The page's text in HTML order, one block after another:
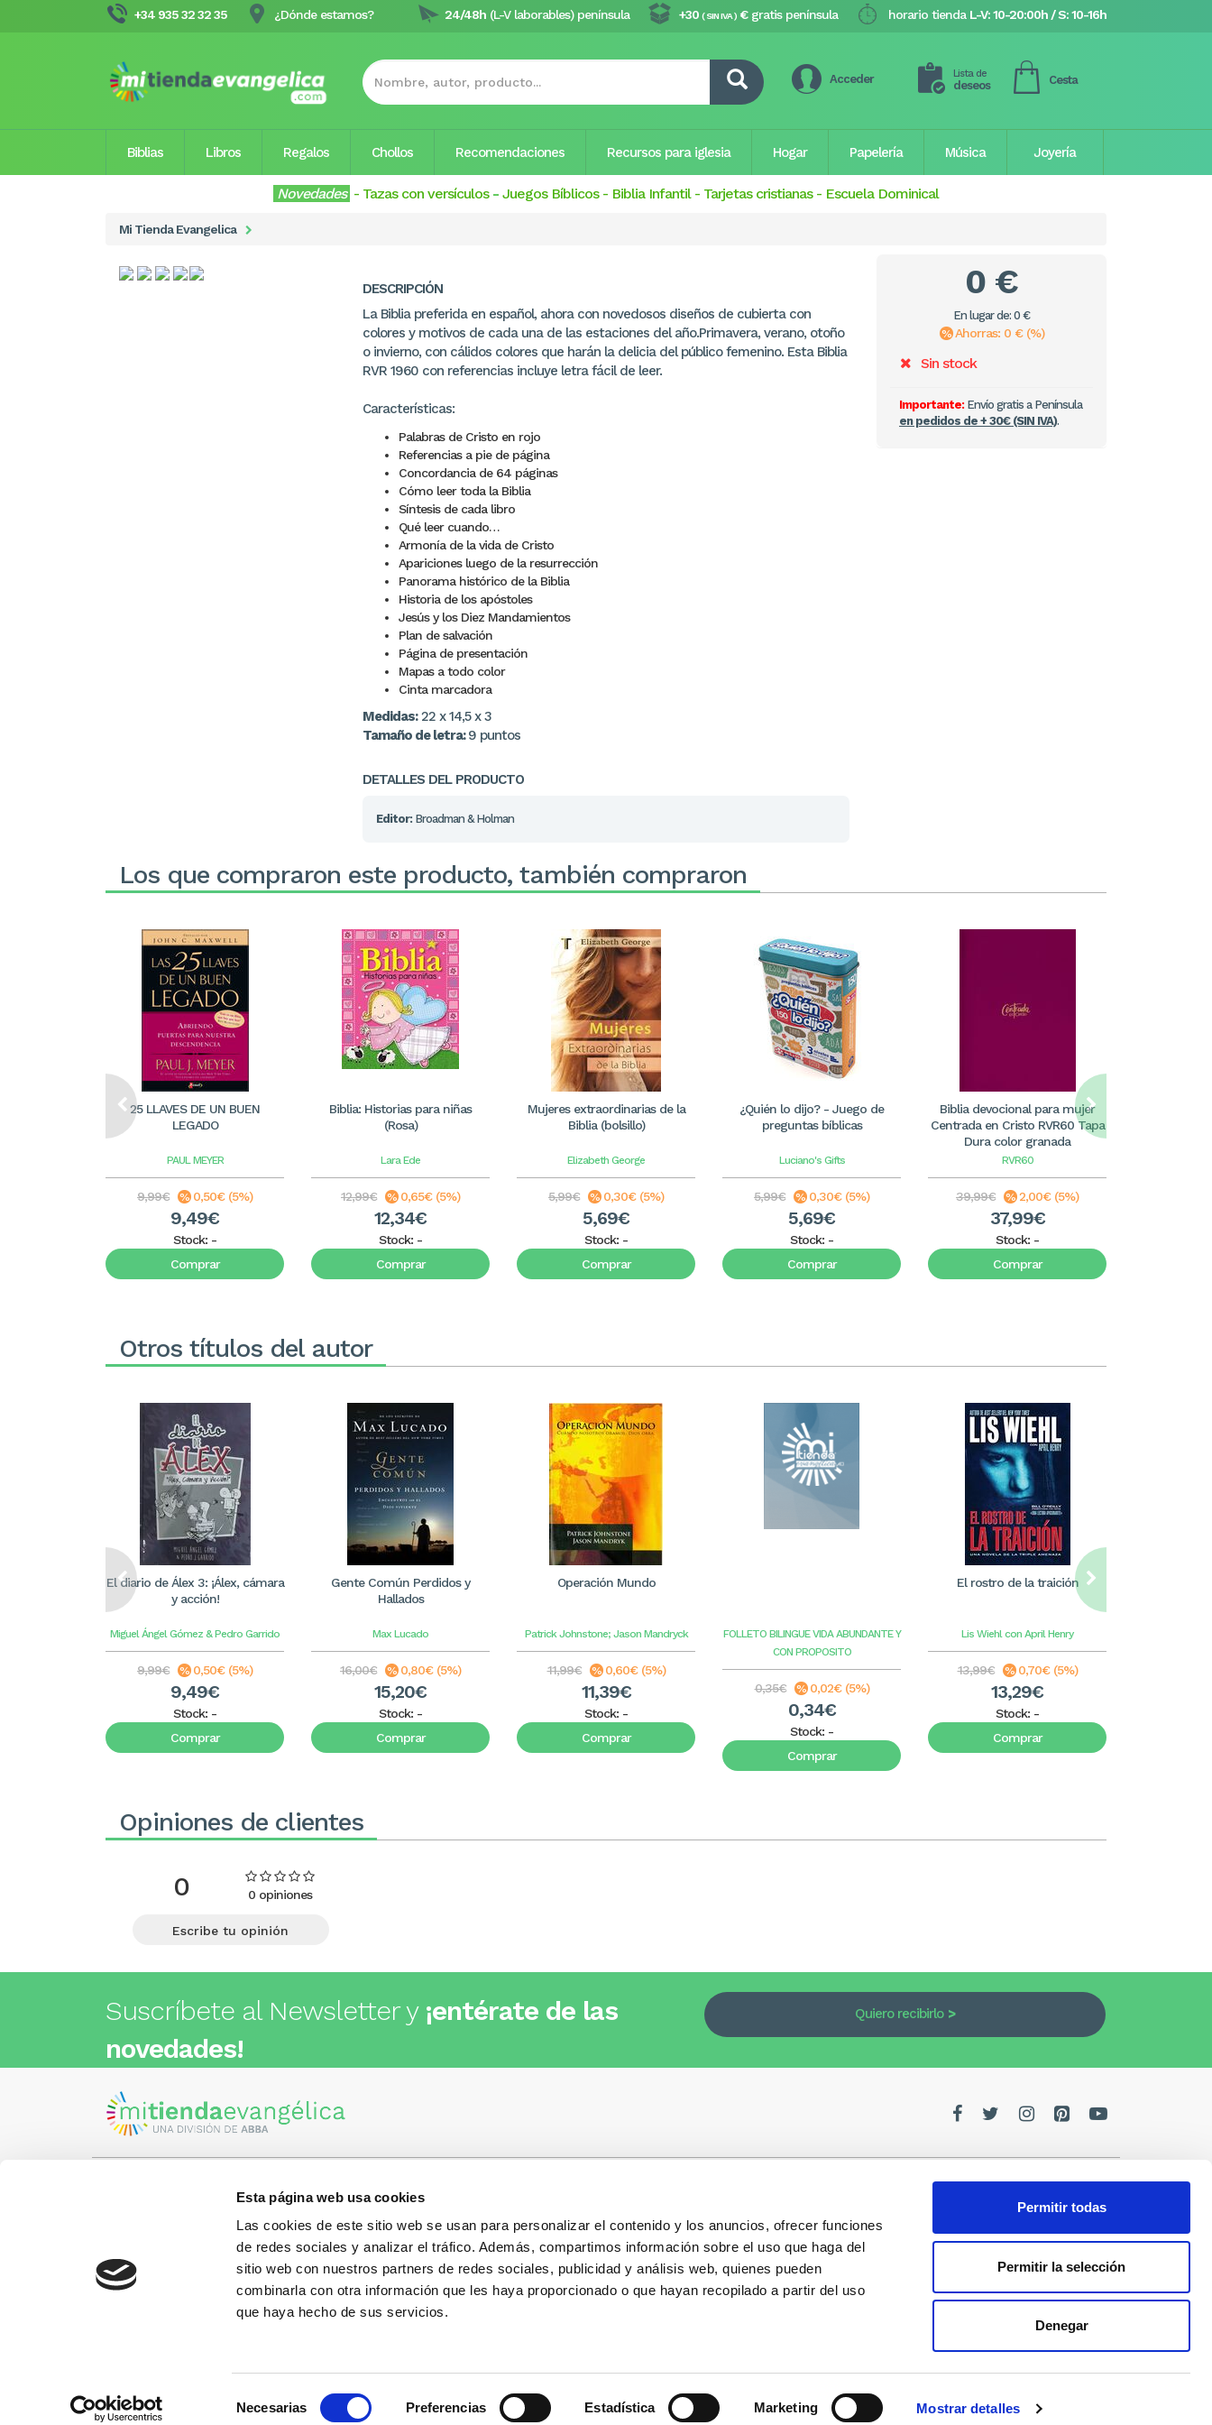
Esta página web usa cookies
Las cookies de este sitio web se usan para personalizar el contenido y los anuncios, ofrecer funciones
de redes sociales y analizar el tráfico. Además, compartimos información sobre el uso que haga del
sitio web con nuestros partners de redes sociales, publicidad y análisis web, quienes pueden
combinarla con otra información que les haya proporcionado o que hayan recopilado a partir del uso
que haya hecho de sus servicios.
Necesarias Preferencias Estadística Marketing Mostrar detalles
Permitir todas
Permitir la selección
Denegar
+34 935 32 32 35 ¿Dónde estamos? horario tienda L-V: 10-20:00h / S: 10-16h
+30 ( SIN IVA ) €gratis península
24/48h (L-V laborables) península
Acceder Lista de
deseos Cesta
Biblias Libros Regalos Chollos Recomendaciones Recursos para iglesia Hogar Papelería Música Joyería
Novedades - Tazas con versículos- Juegos Bíblicos- Biblia Infantil- Tarjetas cristianas - Escuela Dominical
Mi Tienda Evangelica
DESCRIPCIÓN
La Biblia preferida en español, ahora con novedosos diseños de cubierta con
colores y motivos de cada una de las estaciones del año.Primavera, verano, otoño
o invierno, con cálidos colores que harán la delicia del público femenino. Esta Biblia
RVR 1960 con referencias incluye letra fácil de leer.
Características:
Palabras de Cristo en rojo
Referencias a pie de página
Concordancia de 64 páginas
Cómo leer toda la Biblia
Síntesis de cada libro
Qué leer cuando…
Armonía de la vida de Cristo
Apariciones luego de la resurrección
Panorama histórico de la Biblia
Historia de los apóstoles
Jesús y los Diez Mandamientos
Plan de salvación
Página de presentación
Mapas a todo color
Cinta marcadora
Medidas:22 x 14,5 x 3
Tamaño de letra:9 puntos
DETALLES DEL PRODUCTO
Editor: Broadman & Holman
0 €
En lugar de: 0 €
Ahorras: 0 € (%)
Sin stock
Importante:Envío gratis a Península
en pedidos de + 30€ (SIN IVA).
Los que compraron este producto, también compraron
25 LLAVES DE UN BUEN
LEGADO
PAUL MEYER
9,99€ 0,50€ (5%)
9,49€
Stock: -
Comprar
Biblia: Historias para niñas
(Rosa)
Lara Ede
12,99€ 0,65€ (5%)
12,34€
Stock: -
Comprar
Mujeres extraordinarias de la
Biblia (bolsillo)
Elizabeth George
5,99€ 0,30€ (5%)
5,69€
Stock: -
Comprar
¿Quién lo dijo? - Juego de
preguntas bíblicas
Luciano's Gifts
5,99€ 0,30€ (5%)
5,69€
Stock: -
Comprar
Biblia devocional para mujer
Centrada en Cristo RVR60 Tapa
Dura color granada
RVR60
39,99€ 2,00€ (5%)
37,99€
Stock: -
Comprar
Otros títulos del autor
El diario de Álex 3: ¡Álex, cámara
y acción!
Miguel Ángel Gómez & Pedro Garrido
9,99€ 0,50€ (5%)
9,49€
Stock: -
Comprar
Gente Común Perdidos y
Hallados
Max Lucado
16,00€ 0,80€ (5%)
15,20€
Stock: -
Comprar
Operación Mundo
Patrick Johnstone; Jason Mandryck
11,99€ 0,60€ (5%)
11,39€
Stock: -
Comprar
FOLLETO BILINGUE VIDA ABUNDANTE Y
CON PROPOSITO
0,35€ 0,02€ (5%)
0,34€
Stock: -
Comprar
El rostro de la traición
Lis Wiehl con April Henry
13,99€ 0,70€ (5%)
13,29€
Stock: -
Comprar
Opiniones de clientes
0 0 opiniones
Escribe tu opinión
Suscríbete al Newsletter y ¡entérate de las
novedades!
Quiero recibirlo
Visita nuestra tienda
Metro: ¿Cómo llegar?
• Encants (L2) - a 1 calle
• Glòries (L1) - a 3 calles
• Sagrada Familia (L2, L5) - a 6
+34 935 32 32 35
¿Tienes dudas, consultas o preguntas?
Llámanos y te contestaremos con mucho
gusto.
Política de privacidad
Política de privacidad redes
Condiciones generales de la
compra
Contacto
Copyright © 2026 Abba distribuidora cristiana S.L. All rights reserved. Desarrollo y Maquetación